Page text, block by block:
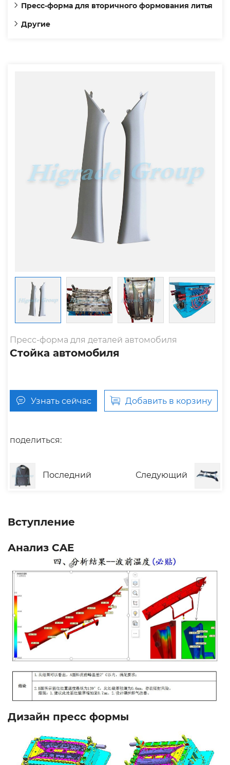
Пресс-форма для вторичного формования литья
Другие
Пресс-форма для деталей автомобиля
Стойка автомобиля
Узнать сейчас Добавить в корзину
поделиться:
Последний Следующий
Вступление
Анализ CAE
Дизайн пресс формы